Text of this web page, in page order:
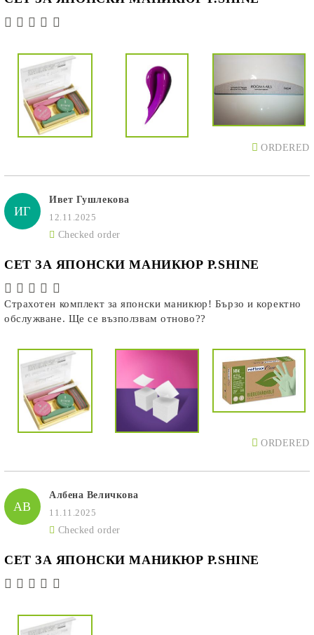
ORDERED
ИГ
Ивет Гушлекова
12.11.2025
Checked order
СЕТ ЗА ЯПОНСКИ МАНИКЮР P.SHINE
Страхотен комплект за японски маникюр! Бързо и коректно
обслужване. Ще се възползвам отново??
ORDERED
АВ
Албена Величкова
11.11.2025
Checked order
СЕТ ЗА ЯПОНСКИ МАНИКЮР P.SHINE